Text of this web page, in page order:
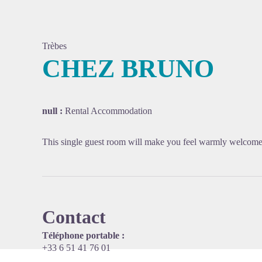
Trèbes
CHEZ BRUNO
null : Rental Accommodation
This single guest room will make you feel warmly
Contact
Téléphone portable :
+33 6 51 41 76 01